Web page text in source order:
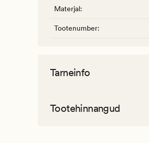
Materjal:
Tootenumber:
Tarneinfo
Tootehinnangud